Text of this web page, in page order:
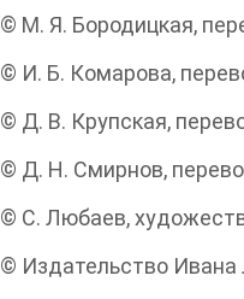
© М. Я. Бородицкая,
© И. Б. Комарова,
© Д. В. Крупская,
© Д. Н. Смирнов,
© С. Любаев,
© Издательство Ивана